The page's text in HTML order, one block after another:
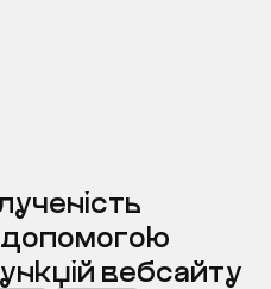
допомогою
вебсайту